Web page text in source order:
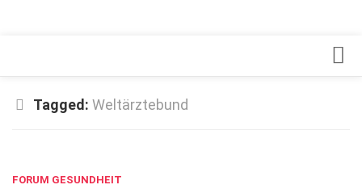
Orthopädie
Tagged: Weltärztebund
FORUM GESUNDHEIT